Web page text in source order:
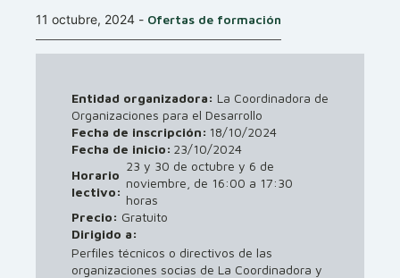
11 octubre, 2024 - Ofertas de formación
Entidad organizadora: La Coordinadora de
Organizaciones para el Desarrollo
Fecha de inscripción: 18/10/2024
Fecha de inicio: 23/10/2024
Horario
lectivo:
23 y 30 de octubre y 6 de
noviembre, de 16:00 a 17:30
horas
Precio: Gratuito
Dirigido a:
Perfiles técnicos o directivos de las
organizaciones socias de La Coordinadora y